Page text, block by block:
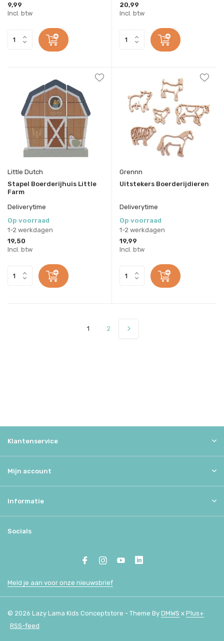
9,99
Incl. btw
20,99
Incl. btw
Little Dutch
Stapel Boerderijhuis Little
Farm
Deliverytime
Op voorraad
1-2 werkdagen
19,50
Incl. btw
Grennn
Uitstekers Boerderijdieren
Deliverytime
Op voorraad
1-2 werkdagen
19,99
Incl. btw
1 2
Klantenservice
Mijn account
Informatie
Socials
Meld je aan voor onze nieuwsbrief
© 2026 Lazy Lama Kids Conceptstore - Theme By DMWS x Plus+
RSS-feed